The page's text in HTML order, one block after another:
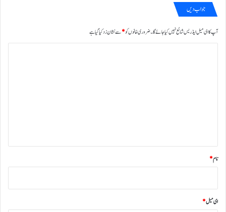
جواب دیں
آپ کا ای میل ایڈریس شائع نہیں کیا جائے گا۔ضروری خانوں کو*سے نشان زد کیا گیا ہے
نام*
ای میل*